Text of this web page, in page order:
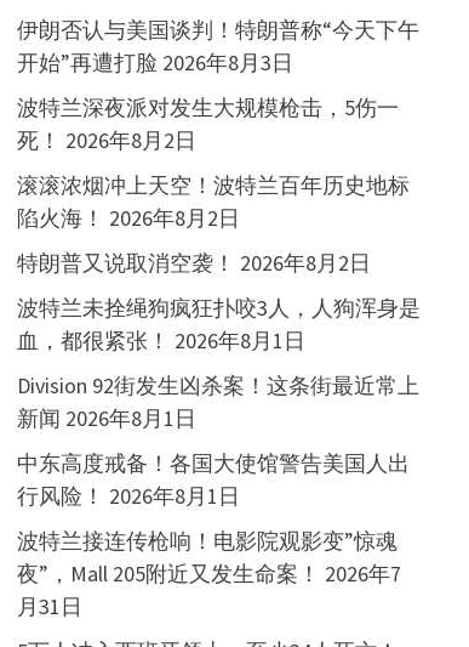
伊朗否认与美国谈判！特朗普称“今天下午
开始”再遭打脸 2026年8月3日
波特兰深夜派对发生大规模枪击，5伤一
死！ 2026年8月2日
滚滚浓烟冲上天空！波特兰百年历史地标
陷火海！ 2026年8月2日
特朗普又说取消空袭！ 2026年8月2日
波特兰未拴绳狗疯狂扑咬3人，人狗浑身是
血，都很紧张！ 2026年8月1日
Division 92街发生凶杀案！这条街最近常上
新闻 2026年8月1日
中东高度戒备！各国大使馆警告美国人出
行风险！ 2026年8月1日
波特兰接连传枪响！电影院观影变”惊魂
夜”，Mall 205附近又发生命案！ 2026年7
月31日